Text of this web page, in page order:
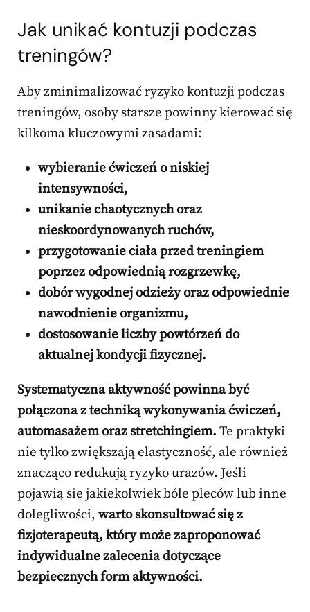
Jak unikać kontuzji podczas
treningów?
Aby zminimalizować ryzyko kontuzji podczas
treningów, osoby starsze powinny kierować się
kilkoma kluczowymi zasadami:
wybieranie ćwiczeń o niskiej
intensywności,
unikanie chaotycznych oraz
nieskoordynowanych ruchów,
przygotowanie ciała przed treningiem
poprzez odpowiednią rozgrzewkę,
dobór wygodnej odzieży oraz odpowiednie
nawodnienie organizmu,
dostosowanie liczby powtórzeń do
aktualnej kondycji fizycznej.
Systematyczna aktywność powinna być
połączona z techniką wykonywania ćwiczeń,
automasażem oraz stretchingiem. Te praktyki
nie tylko zwiększają elastyczność, ale również
znacząco redukują ryzyko urazów. Jeśli
pojawią się jakiekolwiek bóle pleców lub inne
dolegliwości, warto skonsultować się z
fizjoterapeutą, który może zaproponować
indywidualne zalecenia dotyczące
bezpiecznych form aktywności.